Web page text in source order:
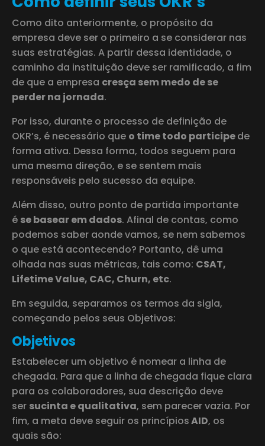
Como dito anteriormente, o propósito da
empresa deve ser o primeiro a se considerar nas
suas estratégias. A partir dessa identidade, o
caminho da instituição deve ser ramificado, a fim
de que a empresa cresça sem medo de se
perder na jornada.
Por isso, durante o processo de definição de
OKR’s, é necessário que o time todo participede
forma ativa. Dessa forma, todos seguem para
uma mesma direção, e se sentem mais
responsáveis pelo sucesso da equipe.
Além disso, outro ponto de partida importante
é se basear em dados. Afinal de contas, como
podemos saber aonde vamos, se nem sabemos
o que está acontecendo? Portanto, dê uma
olhada nas suas métricas, tais como: CSAT,
Lifetime Value, CAC, Churn, etc.
Em seguida, separamos os termos da sigla,
começando pelos seus Objetivos:
Objetivos
Estabelecer um objetivo é nomear a linha de
chegada. Para que a linha de chegada fique clara
para os colaboradores, sua descrição deve
ser sucinta e qualitativa, sem parecer vazia. Por
fim, a meta deve seguir os princípiosAID, os
quais são: